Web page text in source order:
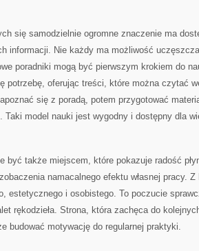
się samodzielnie ogromne znaczenie ma
informacji. Nie każdy ma możliwość
poradniki mogą być pierwszym krokiem do
potrzebę, oferując treści, które można czytać
się z poradą, potem przygotować
Taki model nauki jest wygodny i dostępny dla
być także miejscem, które pokazuje radość
namacalnego efektu własnej pracy. Z
estetycznego i osobistego. To poczucie
rękodzieła. Strona, która zachęca do
budować motywację do regularnej praktyki.